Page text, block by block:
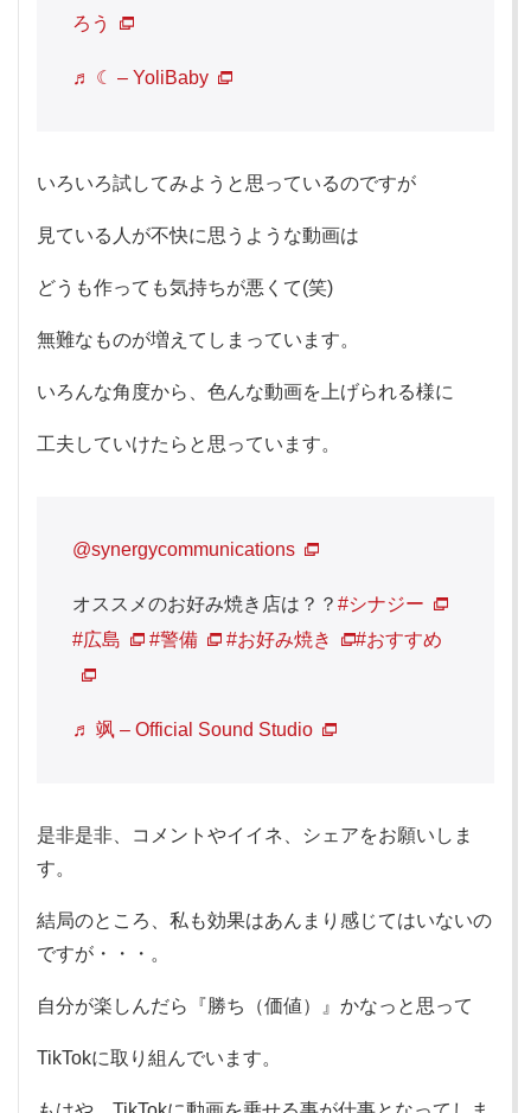
ろう
♬ ☾ – YoliBaby
いろいろ試してみようと思っているのですが
見ている人が不快に思うような動画は
どうも作っても気持ちが悪くて(笑)
無難なものが増えてしまっています。
いろんな角度から、色んな動画を上げられる様に
工夫していけたらと思っています。
@synergycommunications
オススメのお好み焼き店は？？ #シナジー
#広島
#警備 #お好み焼き #おすすめ
♬ 飒 – Official Sound Studio
是非是非、コメントやイイネ、シェアをお願いしま
す。
結局のところ、私も効果はあんまり感じてはいないの
ですが・・・。
自分が楽しんだら『勝ち（価値）』かなっと思って
TikTokに取り組んでいます。